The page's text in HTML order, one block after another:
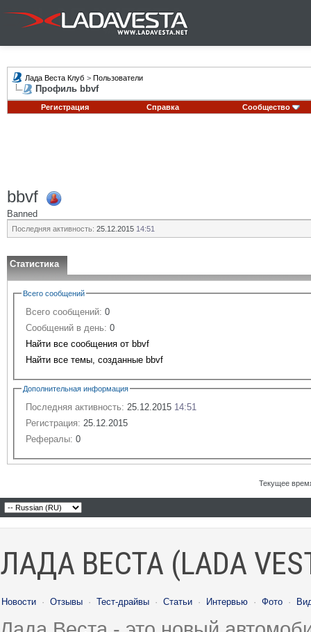
Лада Веста Клуб > Пользователи
Профиль bbvf
Регистрация Справка Сообщество
bbvf
Banned
Последняя активность: 25.12.2015 14:51
Статистика
Всего сообщений
Всего сообщений: 0
Сообщений в день: 0
Найти все сообщения от bbvf
Найти все темы, созданные bbvf
Дополнительная информация
Последняя активность: 25.12.2015 14:51
Регистрация: 25.12.2015
Рефералы: 0
Текущее
ЛАДА ВЕСТА (LADA
Новости · Отзывы · Тест-драйвы · Статьи · Интервью · Фото ·